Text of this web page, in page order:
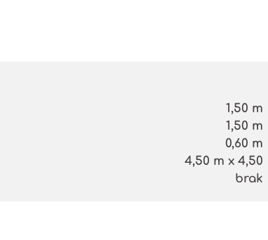
1,50 m
1,50 m
0,60 m
4,50 m x 4,50
brak